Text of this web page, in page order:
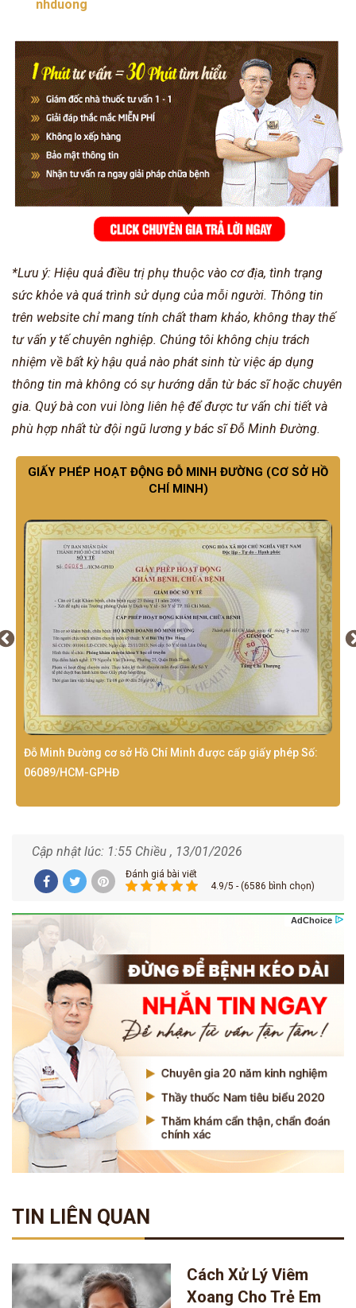
nhduong
*Lưu ý: Hiệu quả điều trị phụ thuộc vào cơ địa, tình trạng
sức khỏe và quá trình sử dụng của mỗi người. Thông tin
trên website chỉ mang tính chất tham khảo, không thay thế
tư vấn y tế chuyên nghiệp. Chúng tôi không chịu trách
nhiệm về bất kỳ hậu quả nào phát sinh từ việc áp dụng
thông tin mà không có sự hướng dẫn từ bác sĩ hoặc chuyên
gia. Quý bà con vui lòng liên hệ để được tư vấn chi tiết và
phù hợp nhất từ đội ngũ lương y bác sĩ Đỗ Minh Đường.
GIẤY PHÉP HOẠT ĐỘNG ĐỖ MINH ĐƯỜNG (CƠ SỞ HỒ
CHÍ MINH)
Đỗ Minh Đường cơ sở Hồ Chí Minh được cấp giấy phép Số:
06089/HCM-GPHĐ
Cập nhật lúc: 1:55 Chiều , 13/01/2026
Đánh giá bài viết
4.9/5 - (6586 bình chọn)
TIN LIÊN QUAN
Cách Xử Lý Viêm
Xoang Cho Trẻ Em